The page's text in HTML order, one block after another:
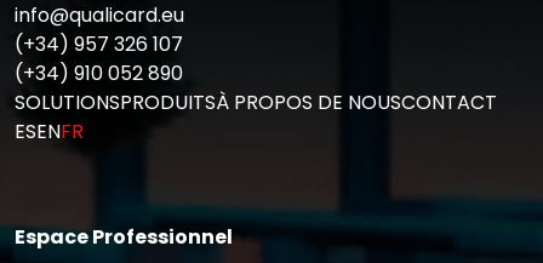
info@qualicard.eu
(+34) 957 326 107
(+34) 910 052 890
SOLUTIONSPRODUITSÀ PROPOS DE NOUSCONTACT
ESENFR
Espace Professionnel